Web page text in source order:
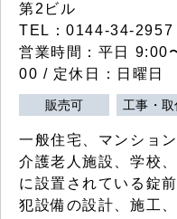
第2ビル
TEL：0144-34-
営業時間：平日
00 / 定休日：日曜日
販売可 工事・
一般住宅、マンショ
介護老人施設、学校
に設置されている錠
犯設備の設計、施工